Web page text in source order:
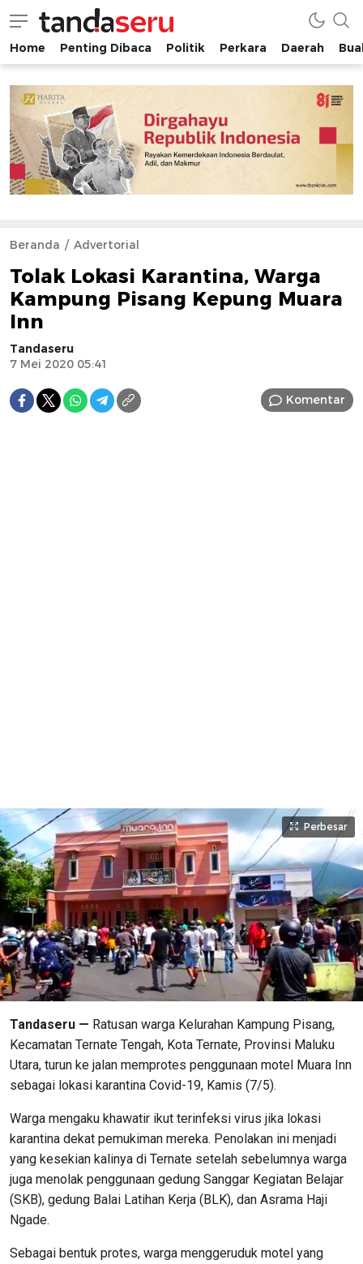
tandaseru.com | Penting Dibaca
tandaseru.com
Home Penting Dibaca Politik Perkara Daerah
Beranda Advertorial
Tolak Lokasi Karantina, Warga
Kampung Pisang Kepung Muara
Inn
Tandaseru
7 Mei 2020 05:41
Komentar
Perbesar
Tandaseru — Ratusan warga Kelurahan Kampung Pisang,
Kecamatan Ternate Tengah, Kota Ternate, Provinsi Maluku
Utara, turun ke jalan memprotes penggunaan motel Muara Inn
sebagai lokasi karantina Covid-19, Kamis (7/5).
Warga mengaku khawatir ikut terinfeksi virus jika lokasi
karantina dekat pemukiman mereka. Penolakan ini menjadi
yang kesekian kalinya di Ternate setelah sebelumnya warga
juga menolak penggunaan gedung Sanggar Kegiatan Belajar
(SKB), gedung Balai Latihan Kerja (BLK), dan Asrama Haji
Ngade.
Sebagai bentuk protes, warga menggeruduk motel yang